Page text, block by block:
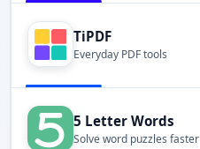
TiPDF
Everyday PDF tools
5 Letter Words
Solve word puzzles faster